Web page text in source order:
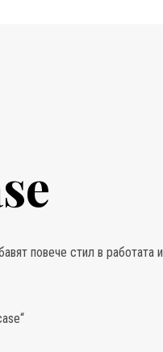
повече стил в работата и